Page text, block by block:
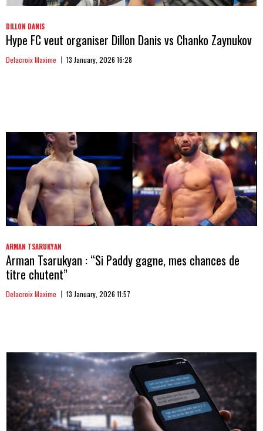
DILLON DANIS
Hype FC veut organiser Dillon Danis vs Chanko Zaynukov
Delacroix Maxime 13 January, 2026 16:28
ARMAN TSARUKYAN
Arman Tsarukyan : “Si Paddy gagne, mes chances de
titre chutent”
Delacroix Maxime 13 January, 2026 11:57